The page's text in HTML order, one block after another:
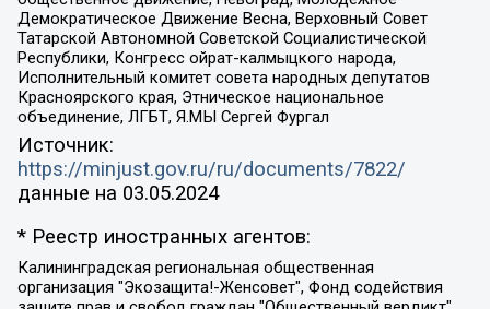
Демократическое Движение Весна, Верховный Совет
Татарской Автономной Советской Социалистической
Республики, Конгресс ойрат-калмыцкого народа,
Исполнительный комитет совета народных депутатов
Красноярского края, Этническое национальное
объединение, ЛГБТ, Я.МЫ Сергей Фургал
Источник:
https://minjust.gov.ru/ru/documents/7822/
данные на 03.05.2024
* Реестр иностранных агентов:
Калининградская региональная общественная организация "Экозащита!-Женсовет", Фонд содействия защите прав и свобод граждан "Общественный вердикт", Фонд "Институт Развития Свободы Информации", Частное учреждение "Информационное агентство МЕМО. РУ", Региональная общественная организация "Общественная комиссия по сохранению наследия академика Сахарова", Фонд поддержки свободы прессы, Санкт-Петербургская общественная правозащитная организация "Гражданский контроль", Межрегиональная общественная организация "Информационно-просветительский центр "Мемориал", Региональный Фонд "Центр Защиты Прав Средств Массовой Информации", с 05.12.2023 Фонд "Центр Защиты Прав Средств массовой информации", Региональная общественная благотворительная организация помощи беженцам и мигрантам "Гражданское содействие", Негосударственное образовательное учреждение дополнительного профессионального образования (повышение квалификации) специалистов "АКАДЕМИЯ ПО ПРАВАМ ЧЕЛОВЕКА", Свердловская региональная общественная организация "Сутяжник", Автономная некоммерческая организация "Центр независимых социологических исследований", Союз общественных объединений "Российский исследовательский центр по правам человека", Региональное общественное учреждение научно-информационный центр "МЕМОРИАЛ", Некоммерческая организация "Фонд защиты гласности", Автономная некоммерческая организация "Институт прав человека", Городская общественная организация "Екатеринбургское общество "МЕМОРИАЛ", Городская общественная организация "Рязанское историко-просветительское и правозащитное общество "Мемориал" (Рязанский Мемориал), Челябинский региональный орган общественной самодеятельности – женское общественное объединение "Женщины Евразии", Челябинский региональный орган общественной самодеятельности "Уральская правозащитная группа", Фонд содействия защите здоровья и социальной справедливости имени Андрея Рылькова, Автономная Некоммерческая Организация "Аналитический Центр Юрия Левады", Автономная некоммерческая организация социальной поддержки населения "Проект Апрель", Региональная общественная организация помощи женщинам и детям, находящимся в кризисной ситуации "Информационно-методический центр "Анна", Фонд содействия развитию массовых коммуникаций и правовому просвещению "Так-так-Так", Фонд содействия устойчивому развитию "Серебряная тайга", Свердловский региональный общественный фонд социальных проектов "Новое время", "Idel.Реалии", Кавказ.Реалии, Крым.Реалии, Телеканал Настоящее Время, Татаро-башкирская служба Радио Свобода (Azatliq Radiosi), Радио Свободная Европа/Радио Свобода (PCE/PC), "Сибирь.Реалии", "Фактограф", Благотворительный фонд помощи осужденным и их семьям, Автономная некоммерческая организация "Институт глобализации и социальных движений", Фонд "В защиту прав заключенных", Частное учреждение "Центр поддержки и содействия развитию средств массовой информации", Пензенский региональный общественный благотворительный фонд "Гражданский союз", "Север.Реалии", Некоммерческая организация Фонд "Правовая инициатива", Общество с ограниченной ответственностью "Радио Свободная Европа/Радио Свобода", Чешское информационное агентство "MEDIUM-ORIENT", Красноярская региональная общественная организация "Мы против СПИДа", Камалягин Денис Николаевич, Маркелов Сергей Евгеньевич, Пономарев Лев Александрович, Савицкая Людмила Алексеевна, Автономная некоммерческая организация "Центр по работе с проблемой насилия "НАСИЛИЮ.НЕТ", Межрегиональный профессиональный союз работников здравоохранения "Альянс врачей", Юридическое лицо, зарегистрированное в Латвийской Республике, SIA "Medusa Project" (регистрационный номер 40103797863, дата регистрации 10.06.2014), Некоммерческая организация "Фонд по борьбе с коррупцией", Автономная некоммерческая организация "Институт права и публичной политики", Баданин Роман Сергеевич, Гликин Максим Александрович, Железнова Мария Михайловна, Лукьянова Юлия Сергеевна, Маетная Елизавета Витальевна, Маняхин Петр Борисович, Чуракова Ольга Владимировна, Ярош Юлия Петровна, Юридическое лицо "The Insider SIA", зарегистрированное в Риге, Латвийская Республика (дата регистрации 26.06.2015), являющееся администратором доменного имени интернет-издания "The Insider SIA", https://theins.ru, Постернак Алексей Евгеньевич, Рубин Михаил Аркадьевич, Анин Роман Александрович, Юридическое лицо Istories fonds, зарегистрированное в Латвийской Республике (регистрационный номер 50008295751, дата регистрации 24.02.2020), Великовский Дмитрий Александрович, Долинина Ирина Николаевна, Мароховская Алеся Алексеевна, Шлейнов Роман Юрьевич, Шмагун Олеся Валентиновна, Общество с ограниченной ответственностью "Альтаир 2021", Общество с ограниченной ответственностью "Вега 2021", Общество с ограниченной ответственностью "Главный редактор 2021", Общество с ограниченной ответственностью "Ромашки монолит", Важенков Артем Валерьевич, Ивановская областная общественная организация "Центр гендерных исследований", Гурман Юрий Альбертович, Медиапроект "ОВД-Инфо", Егоров Владимир Владимирович, Жилинский Владимир Александрович, Общество с ограниченной ответственностью "ЗП", Иванова София Юрьевна, Карезина Инна Павловна, Кильтау Екатерина Викторовна, Петров Алексей Викторович, Пискунов Сергей Евгеньевич, Смирнов Сергей Сергеевич, Тихонов Михаил Сергеевич, Общество с ограниченной ответственностью "ЖУРНАЛИСТ-ИНОСТРАННЫЙ АГЕНТ", Арапова Галина Юрьевна, Вольтская Татьяна Анатольевна, Американская компания "Mason G.E.S. Anonymous Foundation" (США), являющаяся владельцем интернет-издания https://mnews.world/, Компания "Stichting Bellingcat", зарегистрированная в Нидерландах (дата регистрации 11.07.2018), Захаров Андрей Вячеславович, Клепиковская Екатерина Дмитриевна, Общество с ограниченной ответственностью "МЕМО", Перл Роман Александрович, Симонов Евгений Алексеевич, Соловьева Елена Анатольевна, Сотников Даниил Владимирович, Сурначева Елизавета Дмитриевна, Автономная некоммерческая организация по защите прав человека и информированию населения "Якутия – Наше Мнение", Общество с ограниченной ответственностью "Москоу диджитал медиа", с 26.01.2023 Общество с ограниченной ответственностью "Чайка Белые сады", Ветошкина Валерия Валерьевна, Заговора Максим Александрович, Межрегиональное общественное движение "Российская ЛГБТ - сеть", Оленичев Максим Владимирович, Павлов Иван Юрьевич, Скворцова Елена Сергеевна, Общество с ограниченной ответственностью "Как бы инагент", Кочетков Игорь Викторович, Общество с ограниченной ответственностью "Честные выборы", Еланчик Олег Александрович, Общество с ограниченной ответственностью "Нобелевский призыв", Гималова Регина Эмилевна, Григорьев Андрей Валерьевич, Григорьева Алина Александровна, Ассоциация по содействию защите прав призывников, альтернативнослужащих и военнослужащих "Правозащитная группа "Гражданин.Армия.Право", Хисамова Регина Фаритовна, Автономная некоммерческая организация по реализации социально-правовых программ "Лилит", Дальневосточное общественное движение "Маяк", Санкт-Петербургская ЛГБТ-инициативная группа "Выход", Инициативная группа ЛГБТ+ "Реверс", Алексеев Андрей Викторович, Бекбулатова Таисия Львовна, Беляев Иван Михайлович, Владыкина Елена Сергеевна, Гельман Марат Александрович, Никульшина Вероника Юрьевна, Толоконникова Надежда Андреевна, Шендерович Виктор Анатольевич, Общество с ограниченной ответственностью "Данное сообщение", Общество с ограниченной ответственностью Издательский дом "Новая глава", Айнбиндер Александра Александровна, Московский комьюнити-центр для ЛГБТ+инициатив, Благотворительный фонд развития филантропии, Deutsche Welle (Германия, Kurt-Schumacher-Strasse 3, 53113 Bonn), Борзунова Мария Михайловна, Воробьев Виктор Викторович, Голубева Анна Львовна, Константинова Алла Михайловна, Малкова Ирина Владимировна, Мурадов Мурад Абдулгалимович, Осетинская Елизавета Николаевна, Понасенков Евгений Николаевич, Ганапольский Матвей Юрьевич, Киселев Евгений Алексеевич, Борухович Ирина Григорьевна, Дремин Иван Тимофеевич, Дубровский Дмитрий Викторович, Красноярская региональная общественная организация поддержки и развития альтернативных образовательных технологий и межкультурных коммуникаций "ИНТЕРРА", Маяковская Екатерина Алексеевна, Фейгин Марк Захарович, Филимонов Андрей Викторович, Дзугкоева Регина Николаевна, Доброхотов Роман Александрович, Дудь Юрий Александрович, Елкин Сергей Владимирович, Кругликов Кирилл Игоревич, Сабунаева Мария Леонидовна, Семенов Алексей Владимирович, Шаинян Карен Багратович, Шульман Екатерина Михайловна, Асафьев Артур Валерьевич, Вахштайн Виктор Семенович, Венедиктов Алексей Алексеевич, Лушникова Екатерина Евгеньевна, Волков Леонид Михайлович, Невзоров Александр Глебович, Пархоменко Сергей Борисович, Сироткин Ярослав Николаевич, Кара-Мурза Владимир Владимирович, Баранова Наталья Владимировна, Гозман Леонид Яковлевич, Кагарлицкий Борис Юльевич, Климарев Михаил Валерьевич, Милов Владимир Станиславович, Автономная некоммерческая организация Краснодарский центр современного искусства "Типография", Моргенштерн Алишер Тагирович, Соболь Любовь Эдуардовна, Общество с ограниченной ответственностью "ЛИЗА НОРМ", Каспаров Гарри Кимович, Ходорковский Михаил Борисович, Общество с ограниченной ответственностью "Апрельские тезисы", Данилович Ирина Брониславовна, Кашин Олег Владимирович, Петров Николай Владимирович, Пивоваров Алексей Владимирович, Соколов Михаил Владимирович, Цветкова Юлия Владимировна, Чичваркин Евгений Александрович, Комитет против пыток/Команда против пыток, Общество с ограниченной ответственностью "Первый научный", Общество с ограниченной ответственностью "Вертолет и ко", Белоцерковская Вероника Борисовна, Кац Максим Евгеньевич, Лазарева Татьяна Юрьевна, Шаведдинов Руслан Табризович, Яшин Илья Валерьевич, Общество с ограниченной ответственностью "Иноагент ААВ", Алешковский Дмитрий Петрович, Альбац Евгения Марковна, Быков Дмитрий Львович, Галямина Юлия Евгеньевна, Лойко Сергей Леонидович, Мартынов Кирилл Константинович, Медведев Сергей Александрович, Крашенинников Федор Геннадиевич, Гордеева Катерина Вл